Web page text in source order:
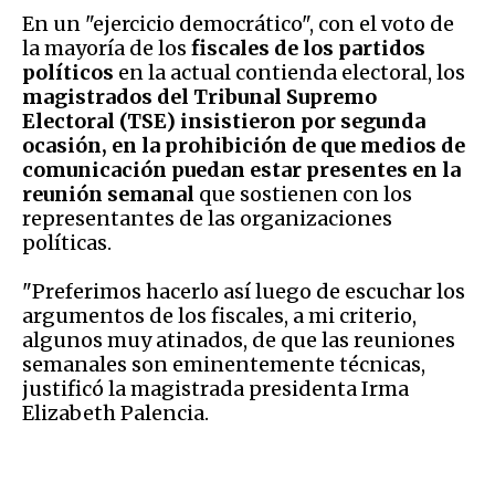
En un "ejercicio democrático", con el voto de
la mayoría de los fiscales de los partidos
políticos en la actual contienda electoral, los
magistrados del Tribunal Supremo
Electoral (TSE) insistieron por segunda
ocasión, en la prohibición de que medios de
comunicación puedan estar presentes en la
reunión semanal que sostienen con los
representantes de las organizaciones
políticas.
"Preferimos hacerlo así luego de escuchar los
argumentos de los fiscales, a mi criterio,
algunos muy atinados, de que las reuniones
semanales son eminentemente técnicas,
justificó la magistrada presidenta Irma
Elizabeth Palencia.